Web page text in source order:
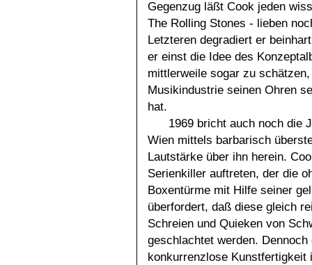
Gegenzug läßt Cook jeden
The Rolling Stones - lieben
Letzteren degradiert er
er einst die Idee des
mittlerweile sogar zu
Musikindustrie seinen Ohren
hat.
1969 bricht auch noch die
Wien mittels barbarisch
Lautstärke über ihn herein.
Serienkiller auftreten, der die
Boxentürme mit Hilfe seiner
überfordert, daß diese gleich
Schreien und Quieken von
geschlachtet werden.
konkurrenzlose